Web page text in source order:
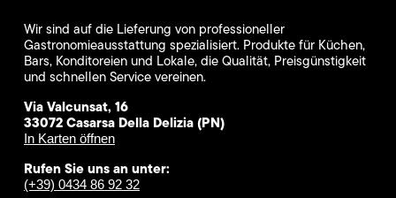
Wir sind auf die Lieferung von professioneller
Gastronomieausstattung spezialisiert. Produkte für Küchen,
Bars, Konditoreien und Lokale, die Qualität, Preisgünstigkeit
und schnellen Service vereinen.
Via Valcunsat, 16
33072 Casarsa Della Delizia (PN)
In Karten öffnen
Rufen Sie uns an unter:
(+39) 0434 86 92 32